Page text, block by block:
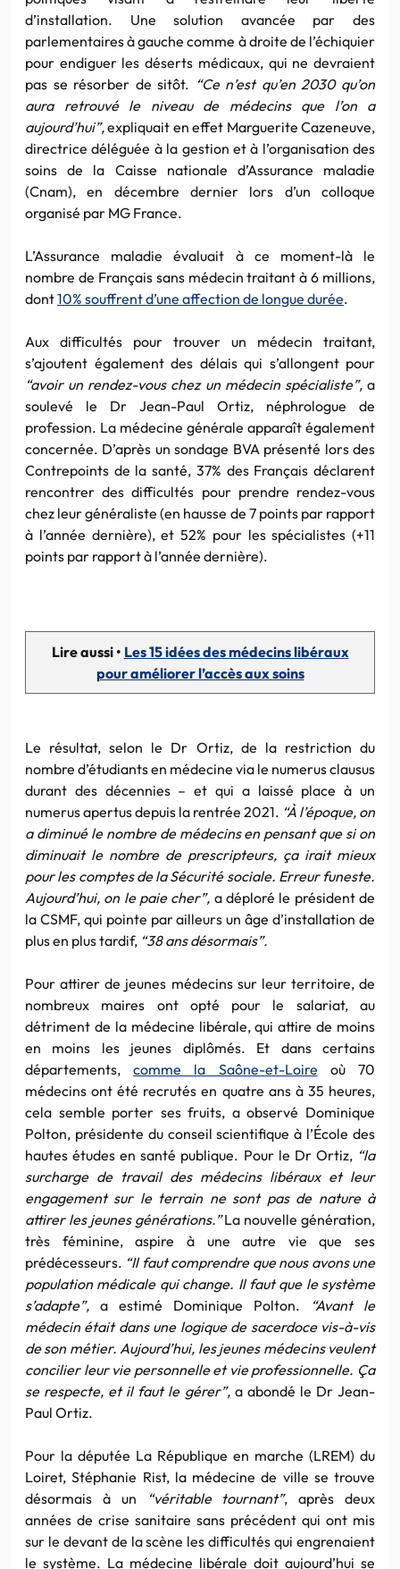
d’installation. Une solution avancée par des
parlementaires à gauche comme à droite de l’échiquier
pour endiguer les déserts médicaux, qui ne devraient
pas se résorber de sitôt. “Ce n’est qu’en 2030 qu’on
aura retrouvé le niveau de médecins que l’on a
aujourd’hui”,expliquait en effet Marguerite Cazeneuve,
directrice déléguée à la gestion et à l’organisation des
soins de la Caisse nationale d’Assurance maladie
(Cnam), en décembre dernier lors d’un colloque
organisé par MG France.
L’Assurance maladie évaluait à ce moment-là le
nombre de Français sans médecin traitant à 6 millions,
dont10% souffrent d’une affection de longue durée.
Aux difficultés pour trouver un médecin traitant,
s’ajoutent également des délais qui s’allongent pour
“avoir un rendez-vous chez un médecin spécialiste”, a
soulevé le Dr Jean-Paul Ortiz, néphrologue de
profession. La médecine générale apparaît également
concernée. D’après un sondage BVA présenté lors des
Contrepoints de la santé, 37% des Français déclarent
rencontrer des difficultés pour prendre rendez-vous
chez leur généraliste (en hausse de 7 points par rapport
à l’année dernière), et 52% pour les spécialistes (+11
points par rapport à l’année dernière).
Lire aussi • Les 15 idées des médecins libéraux
pour améliorer l’accès aux soins
Le résultat, selon le Dr Ortiz, de la restriction du
nombre d’étudiants en médecine via le numerus clausus
durant des décennies – et qui a laissé place à un
numerus apertus depuis la rentrée 2021. “À l’époque, on
a diminué le nombre de médecins en pensant que si on
diminuait le nombre de prescripteurs, ça irait mieux
pour les comptes de la Sécurité sociale. Erreur funeste.
Aujourd’hui, on le paie cher”, a déploré le président de
la CSMF, qui pointe par ailleurs un âge d’installation de
plus en plus tardif, “38 ans désormais”.
Pour attirer de jeunes médecins sur leur territoire, de
nombreux maires ont opté pour le salariat, au
détriment de la médecine libérale, qui attire de moins
en moins les jeunes diplômés. Et dans certains
départements,comme la Saône-et-Loire où 70
médecins ont été recrutés en quatre ans à 35 heures,
cela semble porter ses fruits, a observé Dominique
Polton, présidente du conseil scientifique à l’École des
hautes études en santé publique. Pour le Dr Ortiz, “la
surcharge de travail des médecins libéraux et leur
engagement sur le terrain ne sont pas de nature à
attirer les jeunes générations.”La nouvelle génération,
très féminine, aspire à une autre vie que ses
prédécesseurs. “Il faut comprendre que nous avons une
population médicale qui change. Il faut que le système
s’adapte”, a estimé Dominique Polton. “Avant le
médecin était dans une logique de sacerdoce vis-à-vis
de son métier. Aujourd’hui, les jeunes médecins veulent
concilier leur vie personnelle et vie professionnelle. Ça
se respecte, et il faut le gérer”,a abondé le Dr Jean-
Paul Ortiz.
Pour la députée La République en marche (LREM) du
Loiret, Stéphanie Rist, la médecine de ville se trouve
désormais à un
“véritable tournant”, après deux
années de crise sanitaire sans précédent qui ont mis
sur le devant de la scène les difficultés qui engrenaient
le système. La médecine libérale doit aujourd’hui se